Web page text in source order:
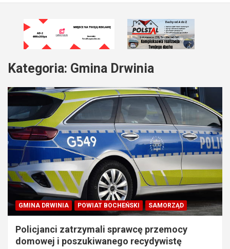
Kategoria: Gmina Drwinia
GMINA DRWINIA POWIAT BOCHEŃSKI SAMORZĄD
Policjanci zatrzymali sprawcę przemocy
domowej i poszukiwanego recydywistę